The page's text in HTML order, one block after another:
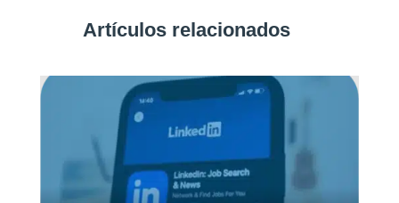
Artículos relacionados